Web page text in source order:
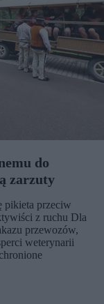
do
zarzuty
pikieta przeciw
z ruchu Dla
przewozów,
weterynarii